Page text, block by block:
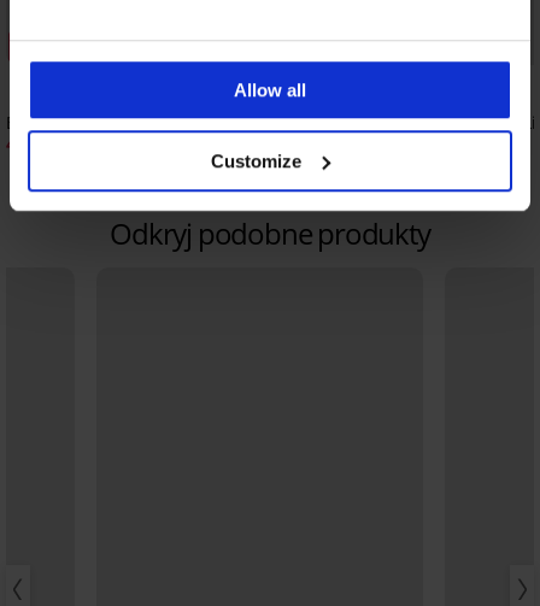
Allow all
Customize
Zniżka -30%
Bawełniany podkoszulek Maren
46,19 zł
Damski podkoszulek
Odkryj podobne produkty